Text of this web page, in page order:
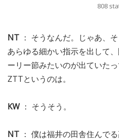
808
NT ： そうなんだ。じゃあ、
あらゆる細かい指示を出して
ーリー節みたいのが出ていたっ
ZTTというのは。
KW： そうそう。
NT ： 僕は福井の田舎住んで